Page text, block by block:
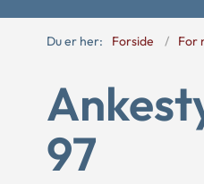
Du er her: Forside For
97